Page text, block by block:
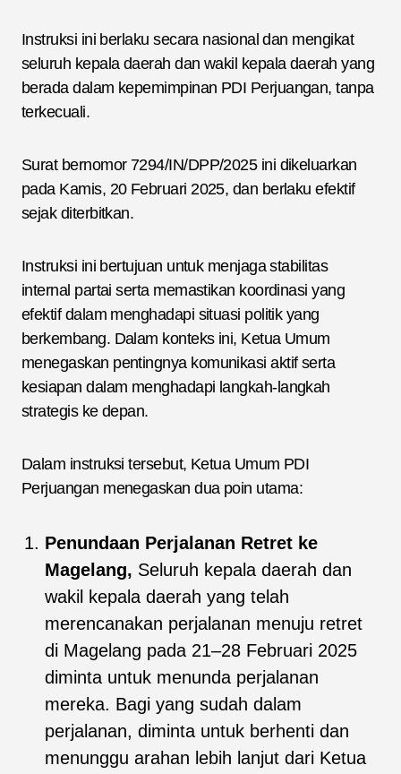
Instruksi ini berlaku secara nasional dan mengikat
seluruh kepala daerah dan wakil kepala daerah yang
berada dalam kepemimpinan PDI Perjuangan, tanpa
terkecuali.
Surat bernomor 7294/IN/DPP/2025 ini dikeluarkan
pada Kamis, 20 Februari 2025, dan berlaku efektif
sejak diterbitkan.
Instruksi ini bertujuan untuk menjaga stabilitas
internal partai serta memastikan koordinasi yang
efektif dalam menghadapi situasi politik yang
berkembang. Dalam konteks ini, Ketua Umum
menegaskan pentingnya komunikasi aktif serta
kesiapan dalam menghadapi langkah-langkah
strategis ke depan.
Dalam instruksi tersebut, Ketua Umum PDI
Perjuangan menegaskan dua poin utama:
Penundaan Perjalanan Retret ke
Magelang, Seluruh kepala daerah dan
wakil kepala daerah yang telah
merencanakan perjalanan menuju retret
di Magelang pada 21–28 Februari 2025
diminta untuk menunda perjalanan
mereka. Bagi yang sudah dalam
perjalanan, diminta untuk berhenti dan
menunggu arahan lebih lanjut dari Ketua